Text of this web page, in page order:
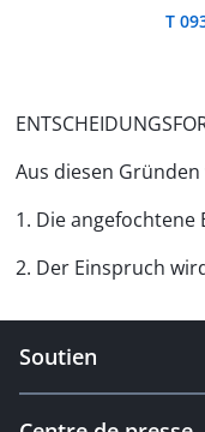
T
Aus diesen
1. Die
2. Der Einspruch
Soutien